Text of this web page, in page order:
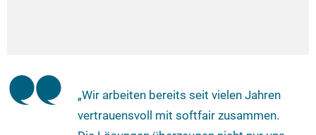
„Wir arbeiten bereits seit vielen Jahren
vertrauensvoll mit softfair zusammen.